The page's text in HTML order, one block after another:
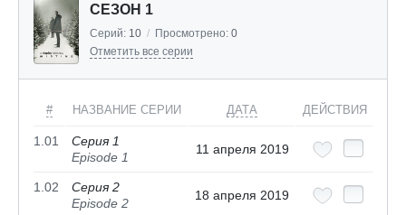
СЕЗОН 1
Серий: 10 / Просмотрено: 0
Отметить все серии
# НАЗВАНИЕ СЕРИИ ДАТА ДЕЙСТВИЯ
1.01
Серия 1
Episode 1
11 апреля 2019
1.02
Серия 2
Episode 2
18 апреля 2019